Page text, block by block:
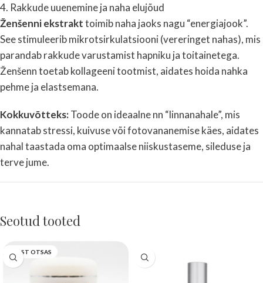
4. Rakkude uuenemine ja naha elujõud
Ženšenni ekstrakttoimib naha jaoks nagu “energiajook”.
See stimuleerib mikrotsirkulatsiooni (vereringet nahas), mis
parandab rakkude varustamist hapniku ja toitainetega.
Ženšenn toetab kollageeni tootmist, aidates hoida nahka
pehme ja elastsemana.
Kokkuvõtteks:Toode on ideaalne nn “linnanahale”, mis
kannatab stressi, kuivuse või fotovananemise käes, aidates
nahal taastada oma optimaalse niiskustaseme, sileduse ja
terve jume.
Seotud tooted
LAOST OTSAS